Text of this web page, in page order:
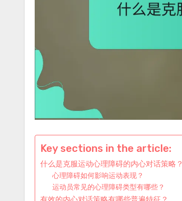
Key sections in the article:
什么是克服运动心理障碍的内心对话策略？
心理障碍如何影响运动表现？
运动员常见的心理障碍类型有哪些？